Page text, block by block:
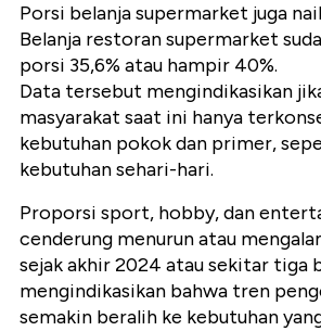
Porsi belanja supermarket juga
Belanja restoran supermarket
porsi 35,6% atau hampir 40%.
Data tersebut mengindikasikan
masyarakat saat ini hanya
kebutuhan pokok dan primer,
kebutuhan sehari-hari.
Proporsi sport, hobby, dan
cenderung menurun atau
sejak akhir 2024 atau sekitar tiga
mengindikasikan bahwa tren
semakin beralih ke kebutuhan